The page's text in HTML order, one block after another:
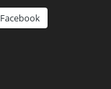
Facebook